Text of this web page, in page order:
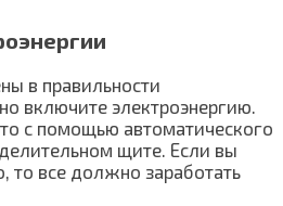
в правильности
включите электроэнергию.
с помощью автоматического
щите. Если вы
то все должно заработать